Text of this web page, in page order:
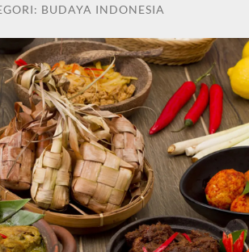
BUDAYA INDONESIA